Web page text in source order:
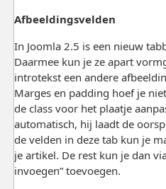
Afbeeldingsvelden
In Joomla 2.5 is een nieuw
Daarmee kun je ze apart
introtekst een andere
Marges en padding hoef je
de class voor het plaatje
automatisch, hij laadt de
de velden in deze tab kun je
je artikel. De rest kun je dan
invoegen” toevoegen.